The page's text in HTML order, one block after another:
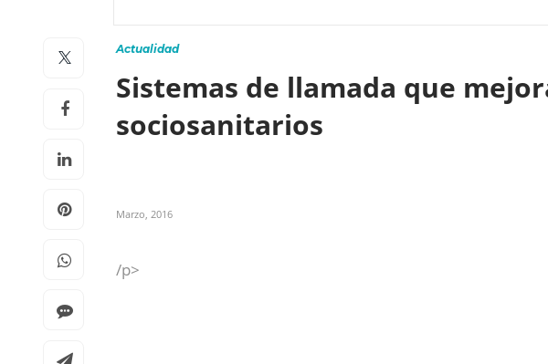
Actualidad
Sistemas de llamada que
sociosanitarios
Marzo, 2016
/p>